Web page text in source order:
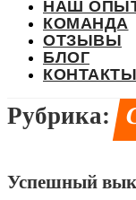
НАШ
КОМАНДА
ОТЗЫВЫ
БЛОГ
КОНТАКТЫ
Рубрика:
Успешный